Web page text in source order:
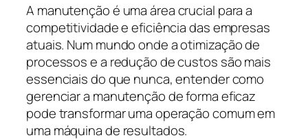
A manutenção é uma área crucial para a
competitividade e eficiência das empresas
atuais. Num mundo onde a otimização de
processos e a redução de custos são mais
essenciais do que nunca, entender como
gerenciar a manutenção de forma eficaz
pode transformar uma operação comum em
uma máquina de resultados.